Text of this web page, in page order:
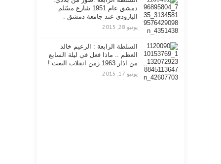
دمشق عام 1951 شارع مسّلم
البارودي عند جامعة دمشق .
يونيو 28, 2015
السلطة الرابعة : الزعيم خالد
العظم .. ماذا فعل في ليلة السابع
من اذار 1963 زمن انقلاب البعث !
يونيو 17, 2015